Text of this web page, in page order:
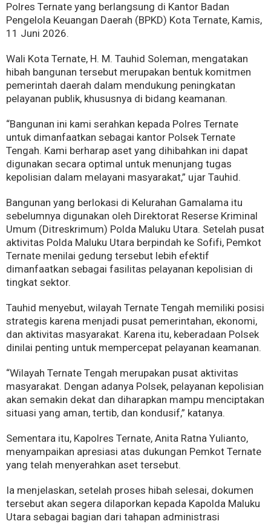
Polres Ternate yang berlangsung di Kantor Badan
Pengelola Keuangan Daerah (BPKD) Kota Ternate, Kamis,
11 Juni 2026.
Wali Kota Ternate, H. M. Tauhid Soleman, mengatakan
hibah bangunan tersebut merupakan bentuk komitmen
pemerintah daerah dalam mendukung peningkatan
pelayanan publik, khususnya di bidang keamanan.
“Bangunan ini kami serahkan kepada Polres Ternate
untuk dimanfaatkan sebagai kantor Polsek Ternate
Tengah. Kami berharap aset yang dihibahkan ini dapat
digunakan secara optimal untuk menunjang tugas
kepolisian dalam melayani masyarakat,” ujar Tauhid.
Bangunan yang berlokasi di Kelurahan Gamalama itu
sebelumnya digunakan oleh Direktorat Reserse Kriminal
Umum (Ditreskrimum) Polda Maluku Utara. Setelah pusat
aktivitas Polda Maluku Utara berpindah ke Sofifi, Pemkot
Ternate menilai gedung tersebut lebih efektif
dimanfaatkan sebagai fasilitas pelayanan kepolisian di
tingkat sektor.
Tauhid menyebut, wilayah Ternate Tengah memiliki posisi
strategis karena menjadi pusat pemerintahan, ekonomi,
dan aktivitas masyarakat. Karena itu, keberadaan Polsek
dinilai penting untuk mempercepat pelayanan keamanan.
“Wilayah Ternate Tengah merupakan pusat aktivitas
masyarakat. Dengan adanya Polsek, pelayanan kepolisian
akan semakin dekat dan diharapkan mampu menciptakan
situasi yang aman, tertib, dan kondusif,” katanya.
Sementara itu, Kapolres Ternate, Anita Ratna Yulianto,
menyampaikan apresiasi atas dukungan Pemkot Ternate
yang telah menyerahkan aset tersebut.
Ia menjelaskan, setelah proses hibah selesai, dokumen
tersebut akan segera dilaporkan kepada Kapolda Maluku
Utara sebagai bagian dari tahapan administrasi